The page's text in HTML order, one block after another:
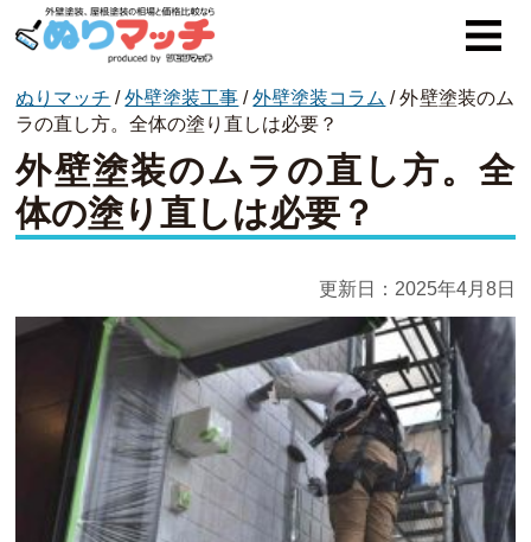
ぬりマッチとは
オススメ企業
費用と相場
屋根塗装
コラム一覧
ぬりマッチ /外壁塗装工事 /外壁塗装コラム /外壁塗装のム
ラの直し方。全体の塗り直しは必要？
外壁塗装のムラの直し方。全
体の塗り直しは必要？
更新日： 2025年4月8日